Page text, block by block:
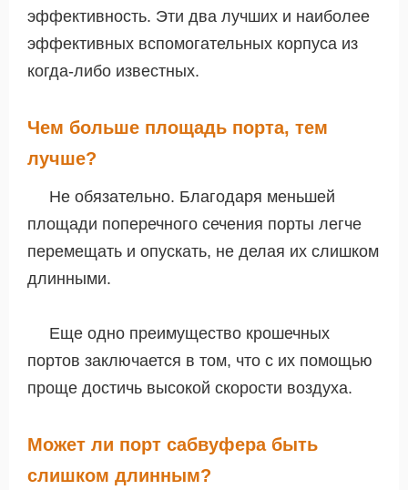
эффективность. Эти два лучших и наиболее
эффективных вспомогательных корпуса из
когда-либо известных.
Чем больше площадь порта, тем
лучше?
Не обязательно. Благодаря меньшей
площади поперечного сечения порты легче
перемещать и опускать, не делая их слишком
длинными.
Еще одно преимущество крошечных
портов заключается в том, что с их помощью
проще достичь высокой скорости воздуха.
Может ли порт сабвуфера быть
слишком длинным?